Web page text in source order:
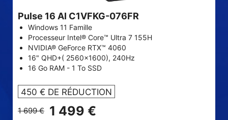
Pulse 16 AI C1VFKG-076FR
Windows 11 Famille
Processeur Intel® Core™ Ultra 7 155H
NVIDIA® GeForce RTX™ 4060
16" QHD+( 2560x1600), 240Hz
16 Go RAM - 1 To SSD
450 € DE RÉDUCTION
1 699 € 1 499 €